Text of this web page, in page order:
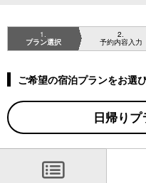
1
プラン選択
2
予約内容入力
ご希望の宿泊プランをお選
日帰りプ